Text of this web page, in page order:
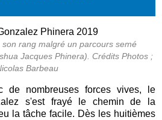
rang malgré un parcours semé
Jacques Phinera). Crédits Photos ;
Barbeau
de nombreuses forces vives, le
s'est frayé le chemin de la
la tâche facile. Dès les huitièmes